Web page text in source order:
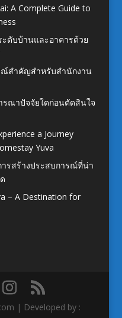
A Complete Guide to
ะดับบ้านและอาคารด้วย
ณ์สำคัญสำหรับสำนักงาน
รณาปัจจัยใดก่อนตัดสินใจ
a Journey
Yuva
รสร้างประสบการณ์ที่น่า
– A Destination for
| Developed by :